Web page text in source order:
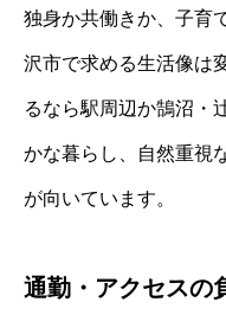
独身か共働きか、子育
沢市で求める生活像は
るなら駅周辺か鵠沼・
かな暮らし、自然重視
が向いています。
通勤・アクセスの